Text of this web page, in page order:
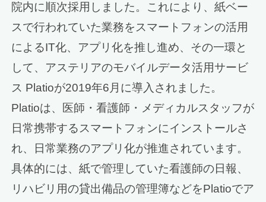
院内に順次採用しました。これにより、紙ベー
スで行われていた業務をスマートフォンの活用
によるIT化、アプリ化を推し進め、その一環と
して、アステリアのモバイルデータ活用サービ
ス Platioが2019年6月に導入されました。
Platioは、医師・看護師・メディカルスタッフが
日常携帯するスマートフォンにインストールさ
れ、日常業務のアプリ化が推進されています。
具体的には、紙で管理していた看護師の日報、
リハビリ用の貸出備品の管理簿などをPlatioでア